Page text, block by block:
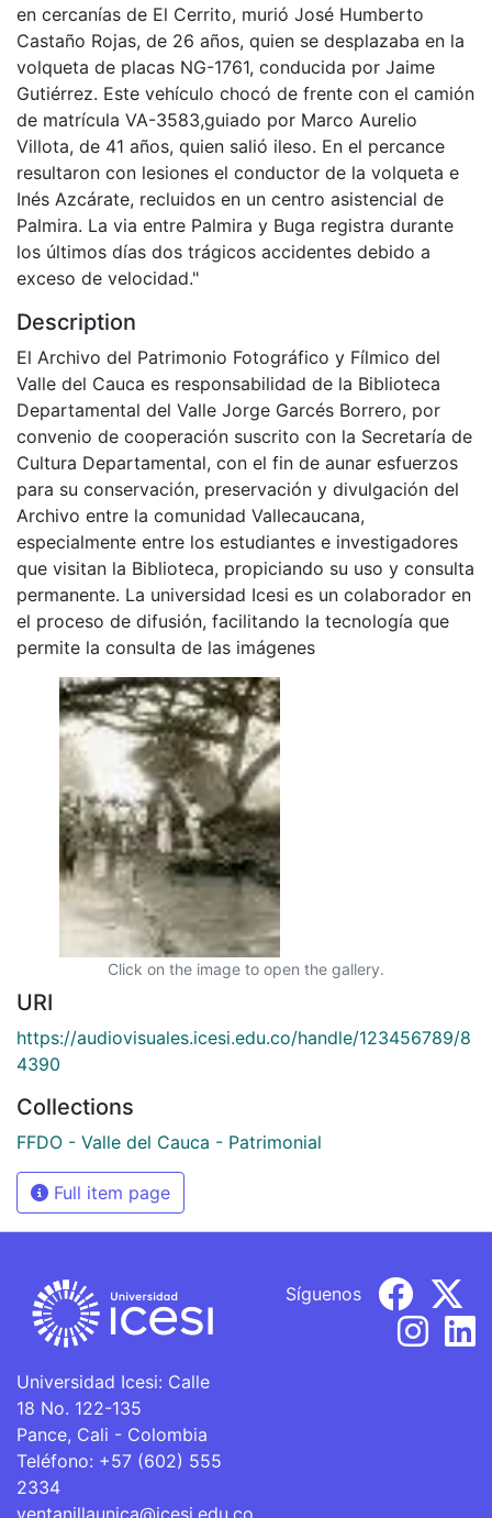
en cercanías de El Cerrito, murió José Humberto
Castaño Rojas, de 26 años, quien se desplazaba en la
volqueta de placas NG-1761, conducida por Jaime
Gutiérrez. Este vehículo chocó de frente con el camión
de matrícula VA-3583,guiado por Marco Aurelio
Villota, de 41 años, quien salió ileso. En el percance
resultaron con lesiones el conductor de la volqueta e
Inés Azcárate, recluidos en un centro asistencial de
Palmira. La via entre Palmira y Buga registra durante
los últimos días dos trágicos accidentes debido a
exceso de velocidad."
Description
El Archivo del Patrimonio Fotográfico y Fílmico del
Valle del Cauca es responsabilidad de la Biblioteca
Departamental del Valle Jorge Garcés Borrero, por
convenio de cooperación suscrito con la Secretaría de
Cultura Departamental, con el fin de aunar esfuerzos
para su conservación, preservación y divulgación del
Archivo entre la comunidad Vallecaucana,
especialmente entre los estudiantes e investigadores
que visitan la Biblioteca, propiciando su uso y consulta
permanente. La universidad Icesi es un colaborador en
el proceso de difusión, facilitando la tecnología que
permite la consulta de las imágenes
Click on the image to open the gallery.
URI
https://audiovisuales.icesi.edu.co/handle/123456789/8
4390
Collections
FFDO - Valle del Cauca - Patrimonial
Full item page
Universidad Icesi: Calle
18 No. 122-135
Pance, Cali - Colombia
Teléfono: +57 (602) 555
2334
ventanillaunica@icesi.edu.co
Síguenos